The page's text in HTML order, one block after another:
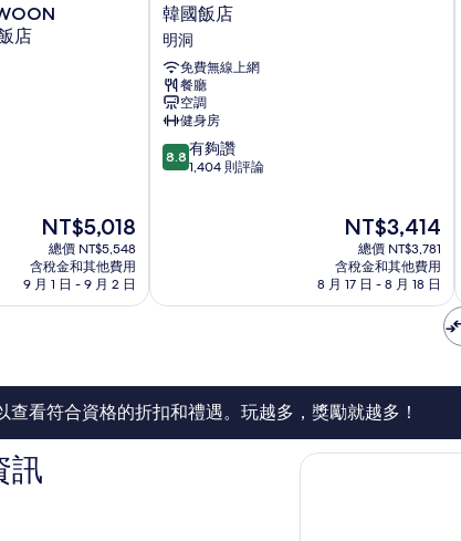
店
現
在
價
格
為
NT$5,018
總價 NT$5,548
含稅金和其他費用
9 月 1 日 - 9 月 2 日
韓
國
飯
店
明
洞
韓國飯店
明洞
免費無線上網
餐廳
空調
健身房
8.8
分，
讚，
論
8.8 有夠讚
1,404 則評論
現
價
格
為
NT$3,414
總價 NT$3,781
含稅金和其他費用
8 月 17 日 - 8 月 18 日
查看符合資格的折扣和禮遇。玩越多，獎勵就越多！
訊